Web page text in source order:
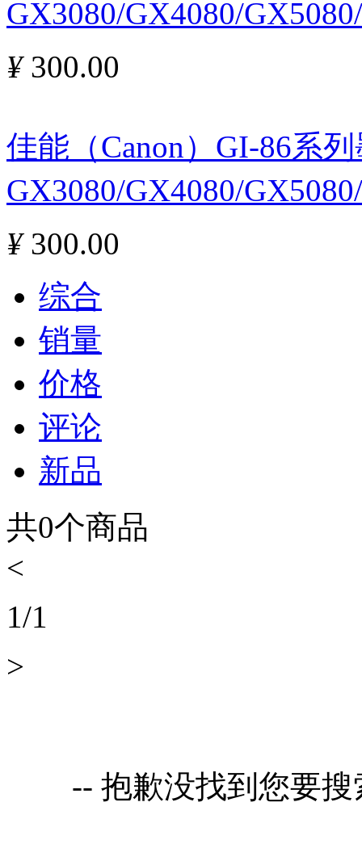
GX3080/GX4080/
¥300.00
佳能（Canon）GI-86系
GX3080/GX4080/
¥300.00
综合
销量
价格
评论
新品
共0个商品
<
1/1
>
-- 抱歉没找到您要